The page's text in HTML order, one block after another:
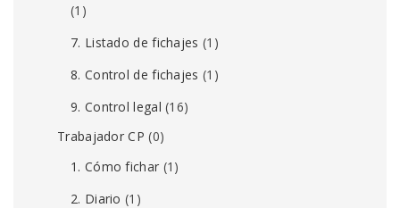
(1)
7. Listado de fichajes (1)
8. Control de fichajes (1)
9. Control legal (16)
Trabajador CP (0)
1. Cómo fichar (1)
2. Diario (1)